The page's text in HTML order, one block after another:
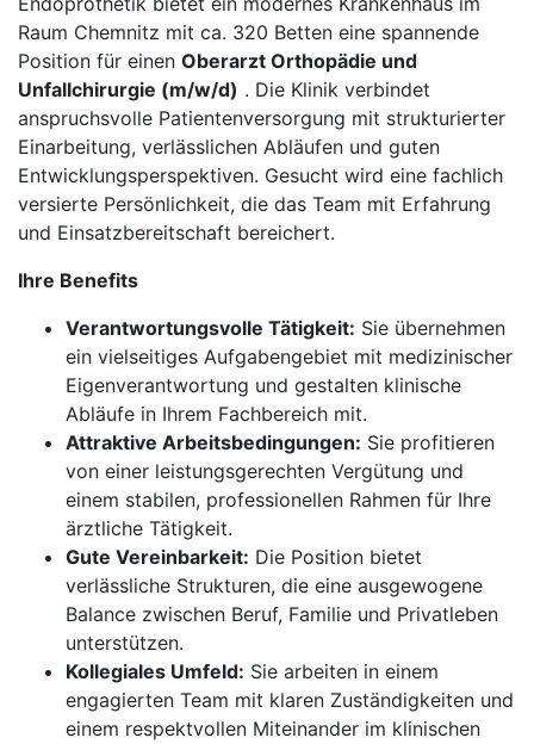
Raum Chemnitz mit ca. 320 Betten eine spannende
Position für einen Oberarzt Orthopädie und
Unfallchirurgie (m/w/d) . Die Klinik verbindet
anspruchsvolle Patientenversorgung mit strukturierter
Einarbeitung, verlässlichen Abläufen und guten
Entwicklungsperspektiven. Gesucht wird eine fachlich
versierte Persönlichkeit, die das Team mit Erfahrung
und Einsatzbereitschaft bereichert.
Ihre Benefits
Verantwortungsvolle Tätigkeit: Sie übernehmen
ein vielseitiges Aufgabengebiet mit medizinischer
Eigenverantwortung und gestalten klinische
Abläufe in Ihrem Fachbereich mit.
Attraktive Arbeitsbedingungen: Sie profitieren
von einer leistungsgerechten Vergütung und
einem stabilen, professionellen Rahmen für Ihre
ärztliche Tätigkeit.
Gute Vereinbarkeit: Die Position bietet
verlässliche Strukturen, die eine ausgewogene
Balance zwischen Beruf, Familie und Privatleben
unterstützen.
Kollegiales Umfeld: Sie arbeiten in einem
engagierten Team mit klaren Zuständigkeiten und
einem respektvollen Miteinander im klinischen